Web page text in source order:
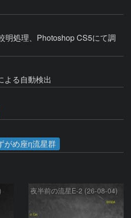
明処理、Photoshop CS5にて調
よる自動検出
がめ座η流星群
夜半前の流星E-2 (26-08-04)